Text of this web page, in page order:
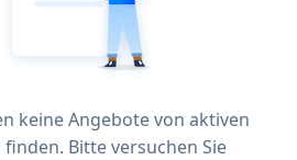
keine Angebote von aktiven
Bitte versuchen Sie